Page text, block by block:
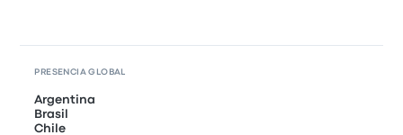
PRESENCIA GLOBAL
Argentina
Brasil
Chile